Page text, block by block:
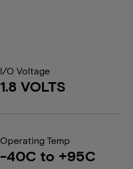
I/O Voltage
1.8 VOLTS
Operating Temp
-40C to +95C